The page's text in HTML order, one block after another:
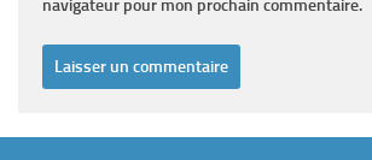
navigateur pour mon prochain commentaire.